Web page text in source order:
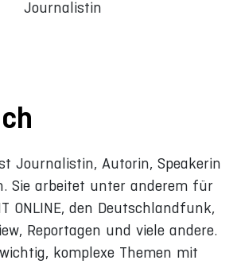
Journalistin
Journalistin, Autorin, Speakerin
Sie arbeitet unter anderem für
ONLINE, den Deutschlandfunk,
Reportagen und viele andere.
komplexe Themen mit